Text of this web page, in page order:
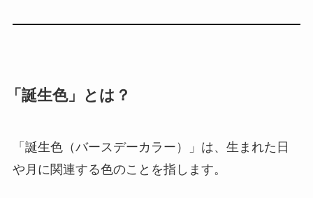
「誕生色」とは？
「誕生色（バースデーカラー）」は、生まれた日
や月に関連する色のことを指します。